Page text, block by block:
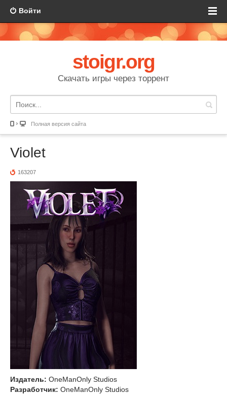
Войти
stoigr.org
Скачать игры через торрент
Полная версия сайта
Violet
163207
Издатель: OneManOnly Studios
Разработчик: OneManOnly Studios